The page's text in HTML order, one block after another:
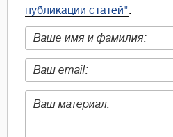
публикации статей".